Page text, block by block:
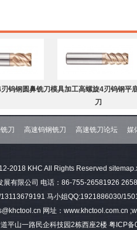
钨钢圆鼻铣刀模具加工高螺旋4刃钨钢平
刀
铣刀
刀 高速钨钢铣刀 高速铣刀论坛 媒
2018 KHC All Rights Reserved
展有限公司 电话：86-755-26581926
马小姐QQ:1921886030/
网址：www.khctool.com.cn
平山一路民企科技园2栋西座2楼 粤ICP备